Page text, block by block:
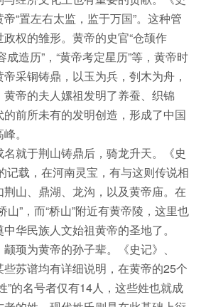
“置左右太监，监于万国”。这种管
权的雏形。黄帝的史官“仓颉作
成造历”，“黄帝考定星历”等，黄帝时
采铜铸鼎，以玉为兵，刳木为舟，
帝的夫人嫘祖发明了养蚕、织锦
前所未有的发明创造，形成了中国
。
就于荆山铸鼎后，骑龙升天。《史
记载，在河南灵宝，有与这则传说相
山、鼎湖、龙沟，以及黄帝庙。在
山”，而“桥山”附近有黄帝陵，这里也
华民族人文始祖黄帝的圣地了。
为黄帝的孙子辈。《史记》、
些苏谱均有详细说明，在黄帝的25个
”的名号者仅有14人，这些姓也就成